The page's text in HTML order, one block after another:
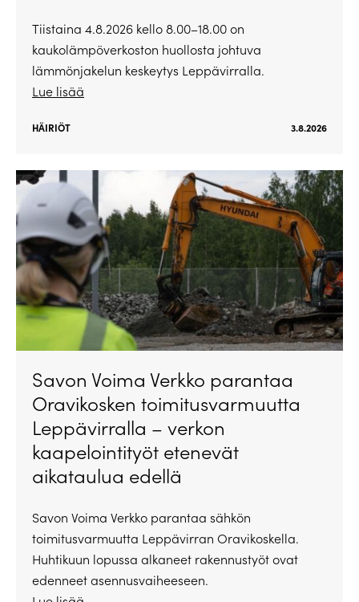
Tiistaina 4.8.2026 kello 8.00–18.00 on
kaukolämpöverkoston huollosta johtuva
lämmönjakelun keskeytys Leppävirralla.
Lue lisää
HÄIRIÖT 3.8.2026
Savon Voima Verkko parantaa
Oravikosken toimitusvarmuutta
Leppävirralla – verkon
kaapelointityöt etenevät
aikataulua edellä
Savon Voima Verkko parantaa sähkön
toimitusvarmuutta Leppävirran Oravikoskella.
Huhtikuun lopussa alkaneet rakennustyöt ovat
edenneet asennusvaiheeseen.